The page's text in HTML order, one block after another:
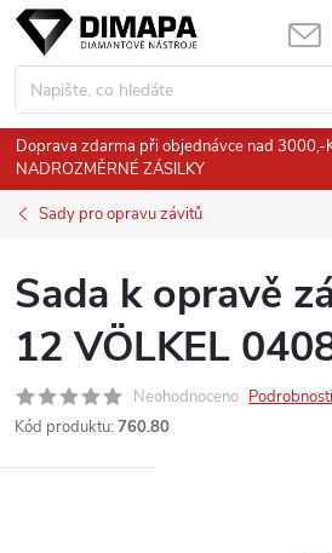
Přejít
obsah
Doprava zdarma při objednávce nad 3000,-
NADROZMĚRNÉ ZÁSILKY
Sady pro opravu závitů
Sada k opravě
12 VÖLKEL
Neohodnoceno
Kód produktu: 760.80